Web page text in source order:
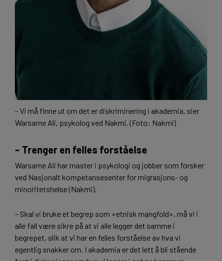
– Vi må finne ut om det er diskriminering i akademia, sier
Warsame Ali, psykolog ved Nakmi. (Foto: Nakmi)
– Trenger en felles forståelse
Warsame Ali har master i psykologi og jobber som forsker
ved Nasjonalt kompetansesenter for migrasjons- og
minoritetshelse (Nakmi).
– Skal vi bruke et begrep som «etnisk mangfold», må vi i
alle fall være sikre på at vi alle legger det samme i
begrepet, slik at vi har en felles forståelse av hva vi
egentlig snakker om. I akademia er det lett å bli stående